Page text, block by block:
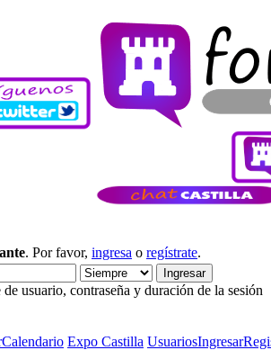
. Por favor, ingresa o regístrate.
usuario, contraseña y duración de la sesión
Calendario Expo Castilla UsuariosIngresar